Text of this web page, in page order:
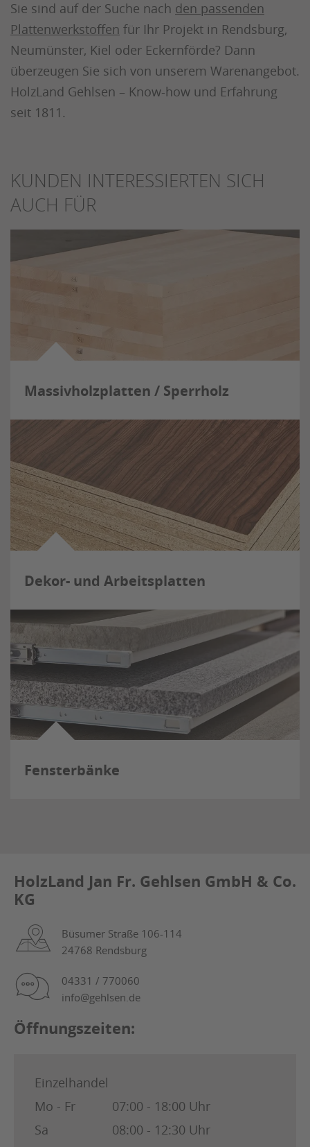
Sie sind auf der Suche nach den passenden
Plattenwerkstoffen für Ihr Projekt in Rendsburg,
Neumünster, Kiel oder Eckernförde? Dann
überzeugen Sie sich von unserem Warenangebot.
HolzLand Gehlsen – Know-how und Erfahrung
seit 1811.
KUNDEN INTERESSIERTEN SICH
AUCH FÜR
Massivholzplatten / Sperrholz
Dekor- und Arbeitsplatten
Fensterbänke
HolzLand Jan Fr. Gehlsen GmbH & Co.
KG
Büsumer Straße 106-114
24768 Rendsburg
04331 / 770060
info@gehlsen.de
Öffnungszeiten:
Einzelhandel
Mo - Fr
07:00 - 18:00 Uhr
Sa
08:00 - 12:30 Uhr